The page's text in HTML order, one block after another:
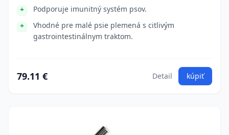
Podporuje imunitný systém psov.
Vhodné pre malé psie plemená s citlivým
gastrointestinálnym traktom.
79.11 € Detail kúpiť